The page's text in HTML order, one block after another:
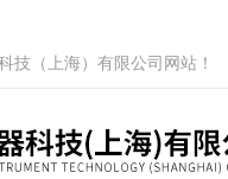
技（上海）有限公司网站！